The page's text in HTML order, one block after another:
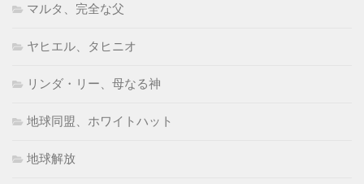
マルタ、完全な父
ヤヒエル、タヒニオ
リンダ・リー、母なる神
地球同盟、ホワイトハット
地球解放